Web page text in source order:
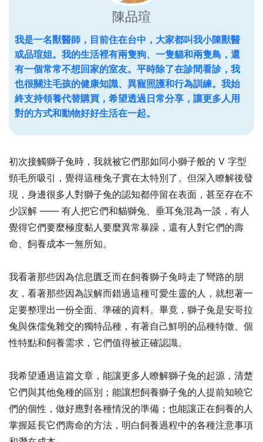
陳品瑄
我是一名獸醫師，目前住在台中，大家都叫我小陳獸醫
或品瑄姐。我的生活裡有兩隻狗、一隻貓和兩隻鳥，還
有一個常常不想回家的室友。平時除了在診間看診，我
也很關注毛孩的健康知識、異寵照護和行為訓練。我始
終支持領養代替購買，希望透過日常分享，讓更多人用
對的方式和動物好好生活在一起。
初次接觸獅子兔時，我就被它們那如同小獅子般的 V 字型
頸毛所吸引，覺得這種兔子實在太特別了。但深入瞭解後發
現，身邊很多人對獅子兔的認知都停留在表面，甚至存在不
少誤解 —— 有人把它們和貓獅兔、垂耳兔混為一談，有人
覺得它們要麼極度黏人要麼異常暴躁，還有人對它們的壽
命、飼養成本一無所知。
我看著那些因為信息匱乏而在飼養獅子兔時走了彎路的朋
友，看著那些因為誤解而錯過這種可愛生靈的人，就想著一
定要整理出一份全面、準確的資料。畢竟，獅子兔是安哥拉
兔與侏儒兔雜交的獨特品種，有著自己鮮明的品種特徵、個
性特點和飼養需求，它們值得被正確認識。
我希望通過這篇文章，能讓更多人瞭解獅子兔的起源，清楚
它們與其他兔種的區別；能讓想飼養獅子兔的人提前知曉它
們的個性，做好應對各種情況的準備；也能讓正在飼養的人
掌握延長它們壽命的方法，明白飼養過程中的各種注意事項